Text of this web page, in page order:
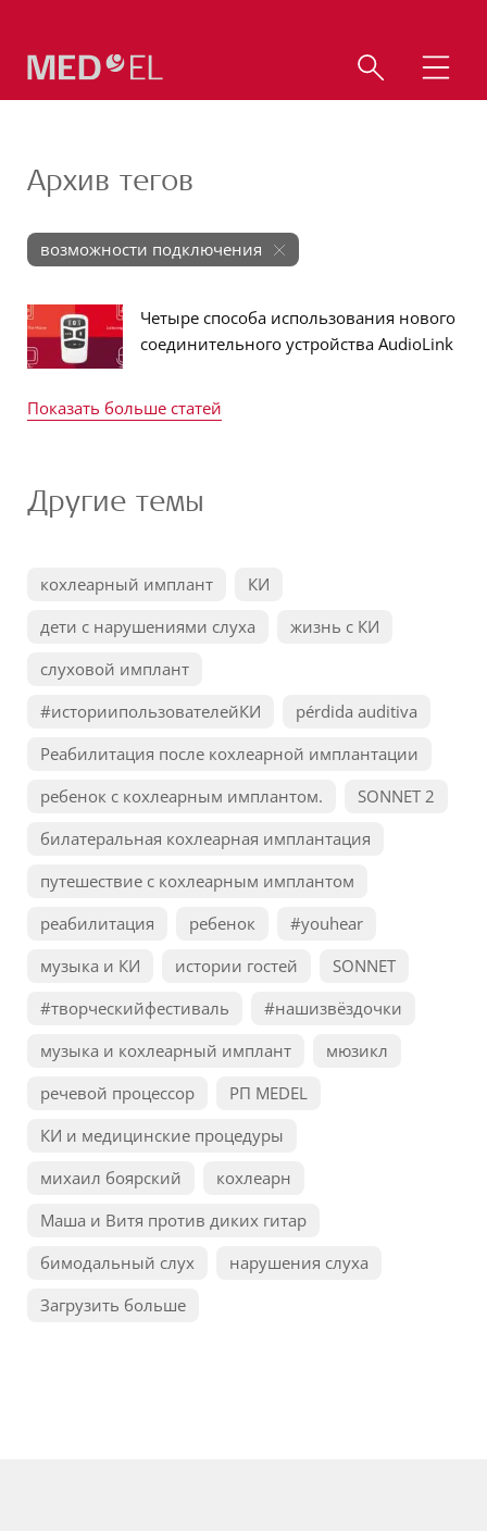
Архив тегов
возможности подключения
Четыре способа использования нового
соединительного устройства AudioLink
Показать больше статей
Другие темы
кохлеарный имплант
КИ
дети с нарушениями слуха
жизнь с КИ
слуховой имплант
#историипользователейКИ
pérdida auditiva
Реабилитация после кохлеарной имплантации
ребенок с кохлеарным имплантом.
SONNET 2
билатеральная кохлеарная имплантация
путешествие с кохлеарным имплантом
реабилитация
ребенок
#youhear
музыка и КИ
истории гостей
SONNET
#творческийфестиваль
#нашизвёздочки
музыка и кохлеарный имплант
мюзикл
речевой процессор
РП MEDEL
КИ и медицинские процедуры
михаил боярский
кохлеарн
Маша и Витя против диких гитар
бимодальный слух
нарушения слуха
Загрузить больше